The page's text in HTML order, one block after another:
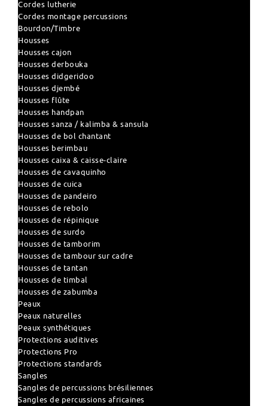
Cordes lutherie
Cordes montage percussions
Bourdon/Timbre
Housses
Housses cajon
Housses derbouka
Housses didgeridoo
Housses djembé
Housses flûte
Housses handpan
Housses sanza / kalimba & sansula
Housses de bol chantant
Housses berimbau
Housses caixa & caisse-claire
Housses de cavaquinho
Housses de cuica
Housses de pandeiro
Housses de rebolo
Housses de répinique
Housses de surdo
Housses de tamborim
Housses de tambour sur cadre
Housses de tantan
Housses de timbal
Housses de zabumba
Peaux
Peaux naturelles
Peaux synthétiques
Protections auditives
Protections Pro
Protections standards
Sangles
Sangles de percussions brésiliennes
Sangles de percussions africaines